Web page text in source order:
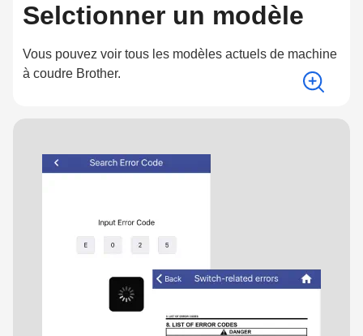
Selctionner un modèle
Vous pouvez voir tous les modèles actuels de machine
à coudre Brother.